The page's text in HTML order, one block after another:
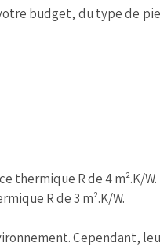
budget, du type de
thermique R de 4 m².K/W.
R de 3 m².K/W.
Cependant,